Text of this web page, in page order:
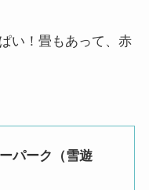
い！畳もあって、赤
パーク（雪遊